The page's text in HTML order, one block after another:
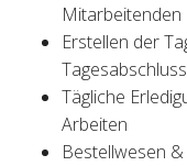
Mitarbeitenden
Erstellen der
Tagesabschluss
Tägliche
Arbeiten
Bestellwesen